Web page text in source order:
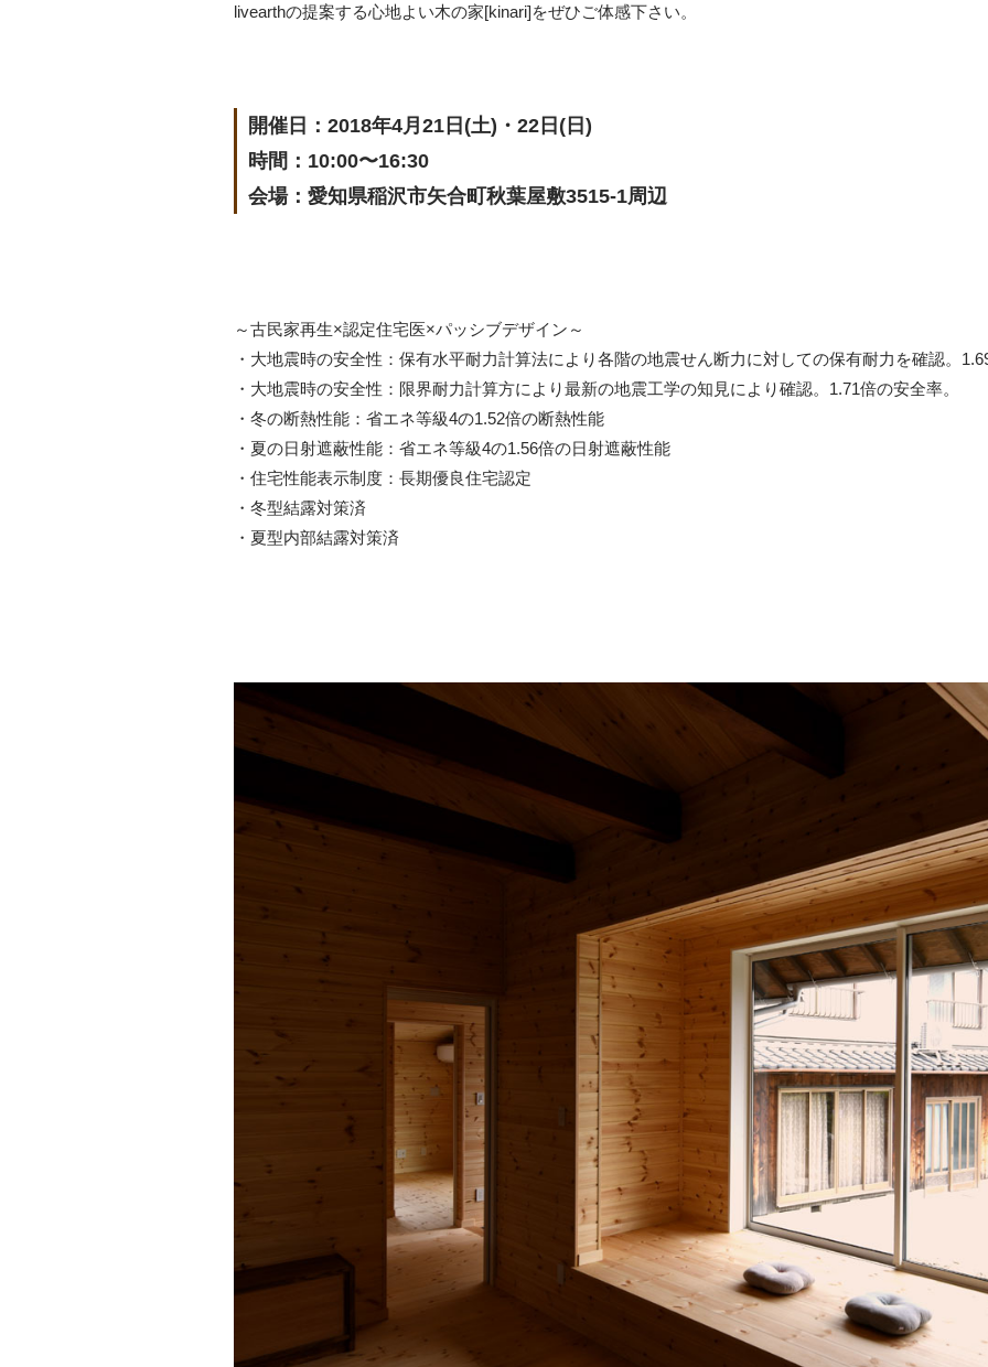
livearthの提案する心地よい木の家[kinari]をぜひご体感下さい。
開催日：2018年4月21日(土)・22日(日)
時間：10:00〜16:30
会場：愛知県稲沢市矢合町秋葉屋敷3515-1周辺
～古民家再生×認定住宅医×パッシブデザイン～
・大地震時の安全性：保有水平耐力計算法により各階の地震せん断力に対しての保有耐力を確認。
・大地震時の安全性：限界耐力計算方により最新の地震工学の知見により確認。1.71倍の安全率。
・冬の断熱性能：省エネ等級4の1.52倍の断熱性能
・夏の日射遮蔽性能：省エネ等級4の1.56倍の日射遮蔽性能
・住宅性能表示制度：長期優良住宅認定
・冬型結露対策済
・夏型内部結露対策済